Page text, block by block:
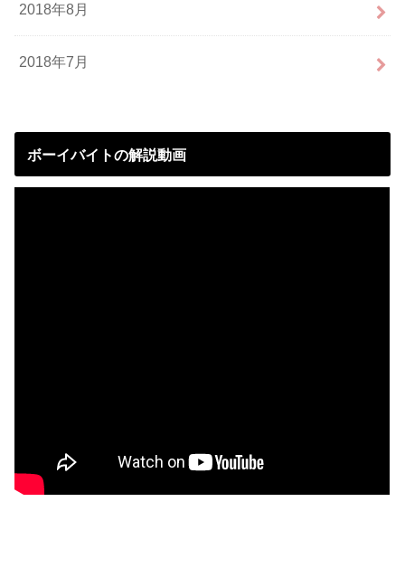
2018年8月
2018年7月
ボーイバイトの解説動画